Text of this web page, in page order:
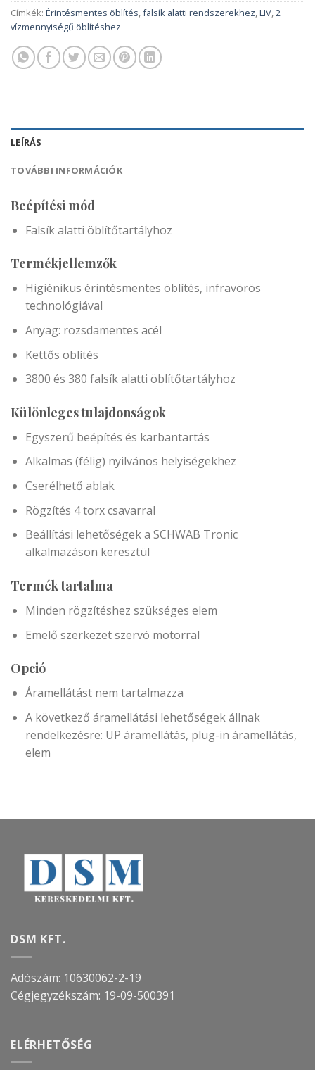
Címkék: Érintésmentes öblítés falsík alatti rendszerekhez LIV 2
vízmennyiségű öblítéshez
LEÍRÁS
TOVÁBBI INFORMÁCIÓK
Beépítési mód
Falsík alatti öblítőtartályhoz
Termékjellemzők
Higiénikus érintésmentes öblítés, infravörös
technológiával
Anyag: rozsdamentes acél
Kettős öblítés
3800 és 380 falsík alatti öblítőtartályhoz
Különleges tulajdonságok
Egyszerű beépítés és karbantartás
Alkalmas (félig) nyilvános helyiségekhez
Cserélhető ablak
Rögzítés 4 torx csavarral
Beállítási lehetőségek a SCHWAB Tronic
alkalmazáson keresztül
Termék tartalma
Minden rögzítéshez szükséges elem
Emelő szerkezet szervó motorral
Opció
Áramellátást nem tartalmazza
A következő áramellátási lehetőségek állnak
rendelkezésre: UP áramellátás, plug-in áramellátás,
elem
DSM KFT.
Adószám: 10630062-2-19
Cégjegyzékszám: 19-09-500391
ELÉRHETŐSÉG